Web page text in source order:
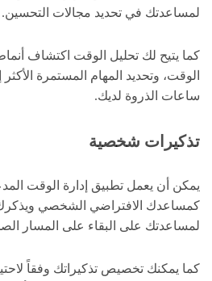
لمساعدتك في تحديد مجالات التحسين.
كما يتيح لك تحليل الوقت اكتشاف
الوقت، وتحديد المهام المستمرة
ساعات الذروة لديك.
تذكيرات شخصية
يمكن أن يعمل تطبيق إدارة الوقت
كمساعدك الافتراضي الشخصي ويذكرك
لمساعدتك على البقاء على المسار
كما يمكنك تخصيص تذكيراتك وفقاً